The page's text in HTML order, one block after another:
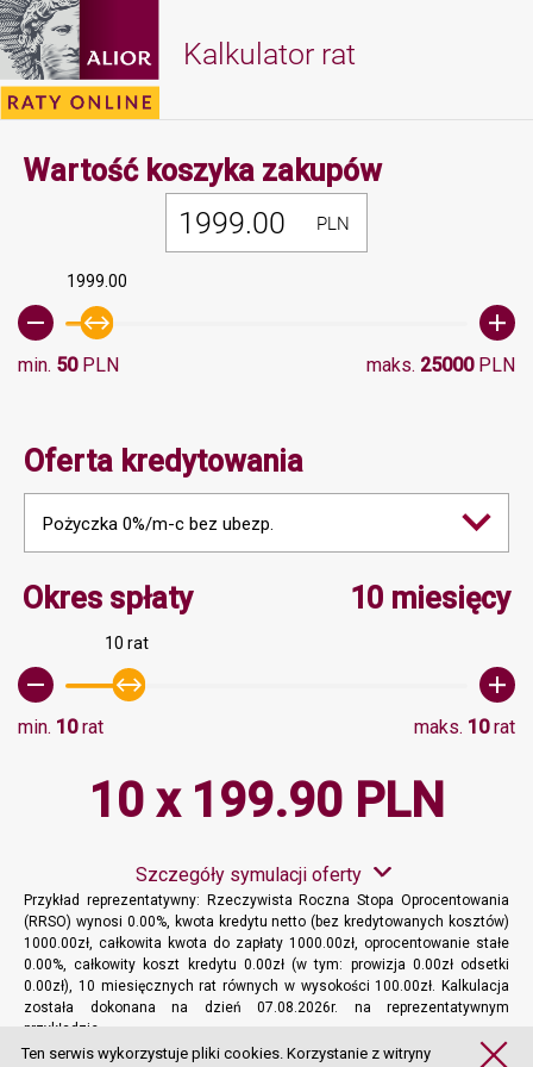
Kalkulator rat
Wartość koszyka zakupówMinimalna
PLN
1999.00
min. 50PLN maks. 25000PLN
Oferta kredytowania
Pożyczka 0%/m-c bez ubezp.
Okres spłatyMinimalna wartość 10,
10 miesięcy
10 rat
min. 10rat maks. 10rat
10 x 199.90 PLN
Szczegóły symulacji oferty
Przykład reprezentatywny: Rzeczywista Roczna Stopa Oprocentowania
(RRSO) wynosi 0.00%, kwota kredytu netto (bez kredytowanych kosztów)
1000.00zł, całkowita kwota do zapłaty 1000.00zł, oprocentowanie stałe
0.00%, całkowity koszt kredytu 0.00zł (w tym: prowizja 0.00zł odsetki
0.00zł), 10 miesięcznych rat równych w wysokości 100.00zł. Kalkulacja
została dokonana na dzień 07.08.2026r. na reprezentatywnym
przykładzie.
Więcej informacji
Ten serwis wykorzystuje pliki cookies. Korzystanie z witryny